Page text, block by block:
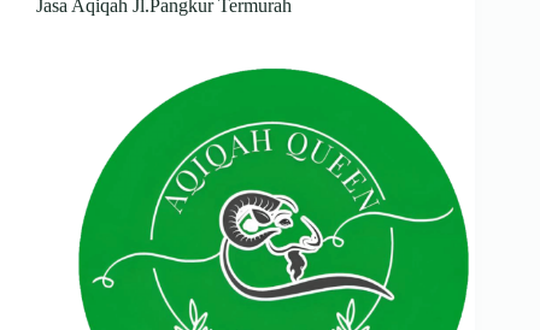
Jasa Aqiqah Jl.Pangkur Termurah